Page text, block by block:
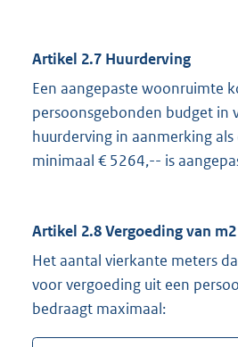
Artikel 2.7 Huurderving
Een aangepaste woonruimte
persoonsgebonden budget in
huurderving in aanmerking
minimaal € 5264,-- is
Artikel 2.8 Vergoeding van m2
Het aantal vierkante meters
voor vergoeding uit een
bedraagt maximaal: